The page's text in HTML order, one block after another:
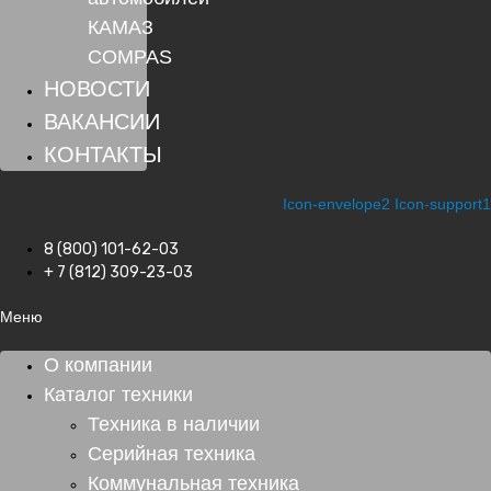
КАМАЗ
COMPAS
НОВОСТИ
ВАКАНСИИ
КОНТАКТЫ
Icon-envelope2 Icon-support1
8 (800) 101-62-03
+ 7 (812) 309-23-03
Меню
О компании
Каталог техники
Техника в наличии
Серийная техника
Коммунальная техника